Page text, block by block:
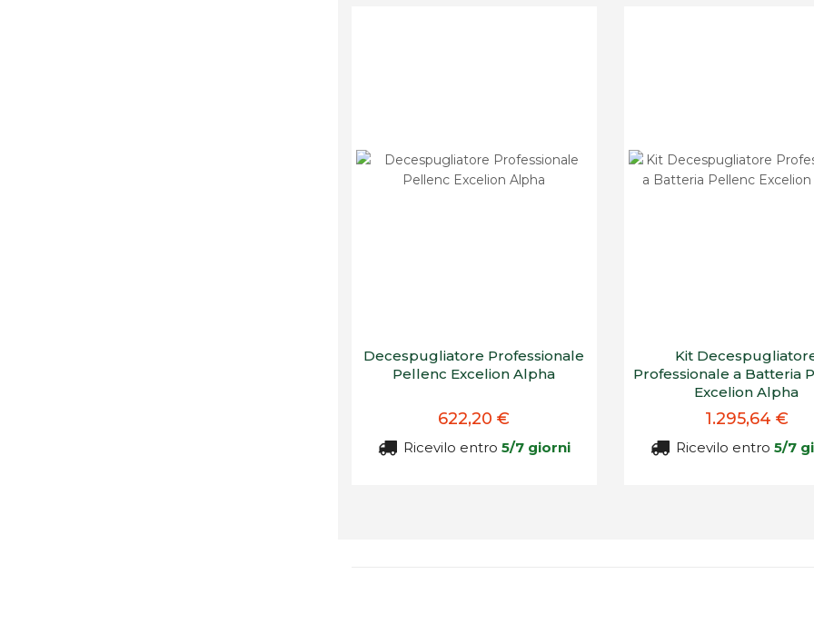
Decespugliatore Professionale
Pellenc Excelion Alpha
622,20 €
Ricevilo entro 5/7 giorni
Kit
Professionale a Batteria
Excelion Alpha
1.295,64 €
Ricevilo entro 5/7